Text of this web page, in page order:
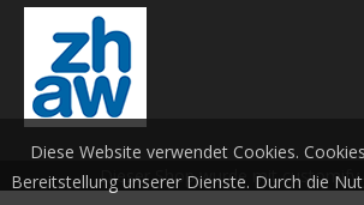
Diese Website verwendet Cookies.
Bereitstellung unserer Dienste. Durch die
Dieser Shop wurde mit